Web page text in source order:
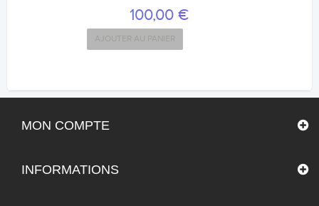
100,00 €
AJOUTER AU PANIER
MON COMPTE
INFORMATIONS